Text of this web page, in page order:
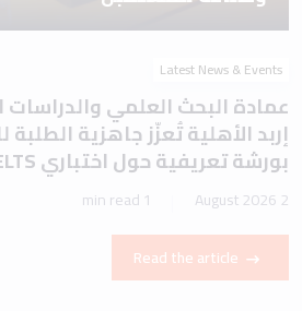
Latest News & Events
عمادة البحث العلمي والدراسات
إربد الأهلية تُعزّز جاهزية الطلبة
بورشة تعريفية حول اختباري IELTS وTOEFL
2 August 2026
1 min read
Read the article